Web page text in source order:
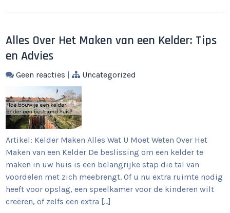
Alles Over Het Maken van een Kelder: Tips
en Advies
Geen reacties | Uncategorized
Artikel: Kelder Maken Alles Wat U Moet Weten Over Het
Maken van een Kelder De beslissing om een kelder te
maken in uw huis is een belangrijke stap die tal van
voordelen met zich meebrengt. Of u nu extra ruimte nodig
heeft voor opslag, een speelkamer voor de kinderen wilt
creëren, of zelfs een extra […]